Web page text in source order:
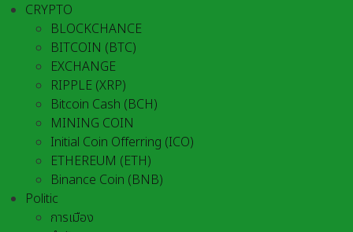
CRYPTO
BLOCKCHANCE
BITCOIN (BTC)
EXCHANGE
RIPPLE (XRP)
Bitcoin Cash (BCH)
MINING COIN
Initial Coin Offerring (ICO)
ETHEREUM (ETH)
Binance Coin (BNB)
Politic
การเมือง